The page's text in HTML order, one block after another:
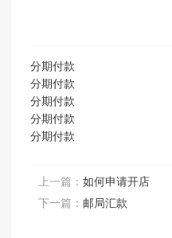
分期付款
分期付款
分期付款
分期付款
分期付款
上一篇： 如何申请开店
下一篇： 邮局汇款